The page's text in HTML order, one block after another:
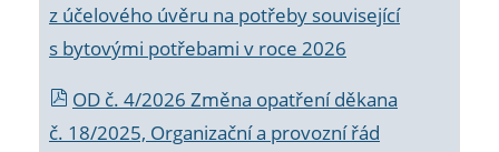
z účelového úvěru na potřeby související
s bytovými potřebami v roce 2026
OD č. 4/2026 Změna opatření děkana
č. 18/2025, Organizační a provozní řád